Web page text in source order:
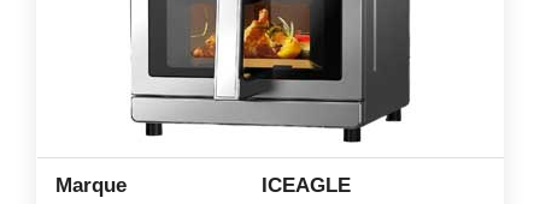
ICEAGLE